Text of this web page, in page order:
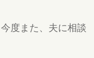
度また、夫に相談